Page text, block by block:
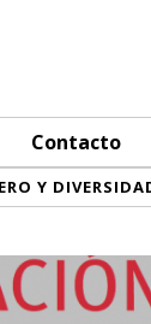
Contacto
Y